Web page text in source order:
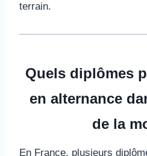
terrain.
Quels diplômes
en alternance
de la
En France, plusieurs